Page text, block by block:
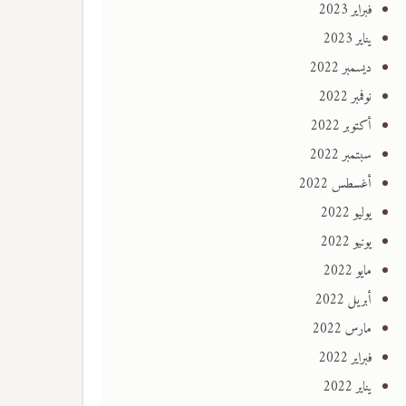
فبراير 2023
يناير 2023
ديسمبر 2022
نوفمبر 2022
أكتوبر 2022
سبتمبر 2022
أغسطس 2022
يوليو 2022
يونيو 2022
مايو 2022
أبريل 2022
مارس 2022
فبراير 2022
يناير 2022